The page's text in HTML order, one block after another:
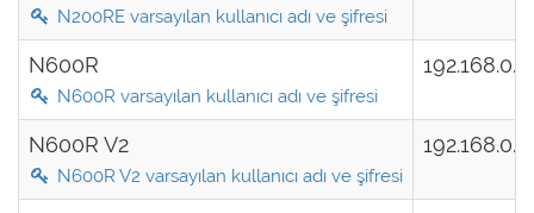
N200RE varsayılan kullanıcı adı ve şifresi
N600R
N600R varsayılan kullanıcı adı ve şifresi
N600R V2
N600R V2 varsayılan kullanıcı adı ve şifresi